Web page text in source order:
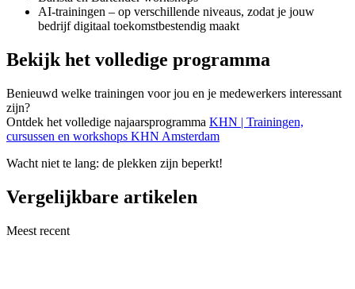
AI-trainingen – op verschillende niveaus, zodat je jouw
bedrijf digitaal toekomstbestendig maakt
Bekijk het volledige programma
Benieuwd welke trainingen voor jou en je medewerkers interessant
zijn?
Ontdek het volledige najaarsprogramma KHN | Trainingen,
cursussen en workshops KHN Amsterdam
Wacht niet te lang: de plekken zijn beperkt!
Vergelijkbare artikelen
Meest recent